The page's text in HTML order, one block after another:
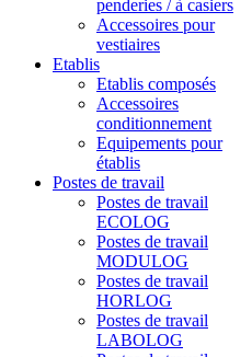
penderies / à casiers
Accessoires pour
vestiaires
Etablis
Etablis composés
Accessoires
conditionnement
Equipements pour
établis
Postes de travail
Postes de travail
ECOLOG
Postes de travail
MODULOG
Postes de travail
HORLOG
Postes de travail
LABOLOG